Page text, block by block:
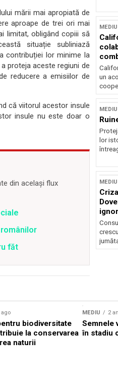
mării mai apropiată de
aproape de trei ori mai
limitat, obligând copiii să
situație subliniază
contribuției lor minime la
proteja aceste regiuni de
reducere a emisiilor de
că viitorul acestor insule
insule nu este doar o
din același flux
făt
MEDIU
un
MEDIU
lor
MEDIU
ago
biodiversitate
la conservarea
naturii
MEDIU 2
Semnele
în stadiu